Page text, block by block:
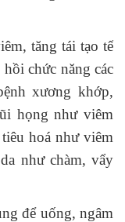
tăng tái tạo tế
chức năng các
xương khớp,
họng như viêm
hoá như viêm
như chàm, vẩy
để uống, ngâm